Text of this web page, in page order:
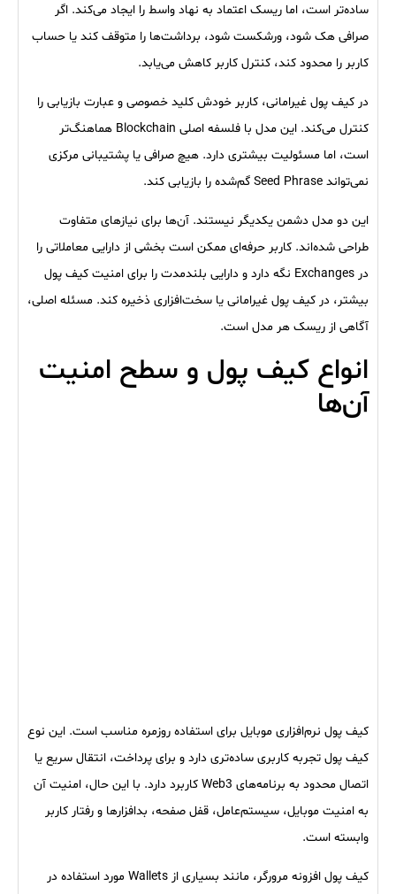
ساده‌تر است، اما ریسک اعتماد به نهاد واسط را ایجاد می‌کند. اگر
صرافی هک شود، ورشکست شود، برداشت‌ها را متوقف کند یا حساب
کاربر را محدود کند، کنترل کاربر کاهش می‌یابد.
در کیف پول غیرامانی، کاربر خودش کلید خصوصی و عبارت بازیابی را
کنترل می‌کند. این مدل با فلسفه اصلی Blockchain هماهنگ‌تر
است، اما مسئولیت بیشتری دارد. هیچ صرافی یا پشتیبانی مرکزی
نمی‌تواند Seed Phrase گم‌شده را بازیابی کند.
این دو مدل دشمن یکدیگر نیستند. آن‌ها برای نیازهای متفاوت
طراحی شده‌اند. کاربر حرفه‌ای ممکن است بخشی از دارایی معاملاتی را
در Exchanges نگه دارد و دارایی بلندمدت را برای امنیت کیف پول
بیشتر، در کیف پول غیرامانی یا سخت‌افزاری ذخیره کند. مسئله اصلی،
آگاهی از ریسک هر مدل است.
انواع کیف پول و سطح امنیت
آن‌ها
کیف پول نرم‌افزاری موبایل برای استفاده روزمره مناسب است. این نوع
کیف پول تجربه کاربری ساده‌تری دارد و برای پرداخت، انتقال سریع یا
اتصال محدود به برنامه‌های Web3 کاربرد دارد. با این حال، امنیت آن
به امنیت موبایل، سیستم‌عامل، قفل صفحه، بدافزارها و رفتار کاربر
وابسته است.
کیف پول افزونه مرورگر، مانند بسیاری از Wallets مورد استفاده در